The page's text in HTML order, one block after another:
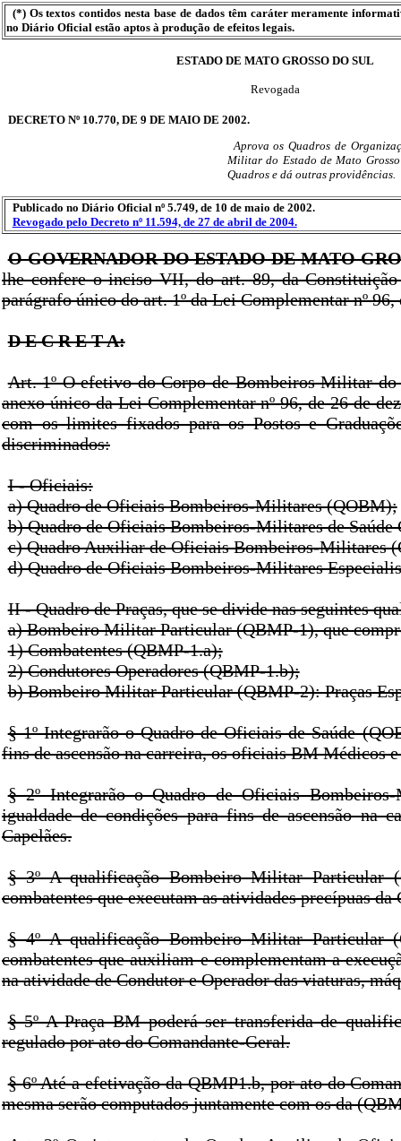
(*) Os textos contidos nesta base de dados têm caráter meramente
no Diário Oficial estão aptos à produção de efeitos legais.
ESTADO DE MATO GROSSO DO SUL
Revogada
DECRETO Nº 10.770, DE 9 DE MAIO DE 2002.
Aprova os Quadros de
Militar do Estado de Mato
Quadros e dá outras providências.
Publicado no Diário Oficial nº 5.749, de 10 de maio de 2002.
Revogado pelo Decreto nº 11.594, de 27 de abril de 2004.
O GOVERNADOR DO ESTADO DE MATO
lhe confere o inciso VII, do art. 89, da
parágrafo único do art. 1º da Lei Complementar nº
D E C R E T A:
Art. 1º O efetivo do Corpo de Bombeiros Militar
anexo único da Lei Complementar nº 96, de 26 de
com os limites fixados para os Postos e
discriminados:
I - Oficiais:
a) Quadro de Oficiais Bombeiros-Militares (QOBM);
b) Quadro de Oficiais Bombeiros-Militares de Saúde
c) Quadro Auxiliar de Oficiais Bombeiros-Militares
d) Quadro de Oficiais Bombeiros-Militares
II - Quadro de Praças, que se divide nas seguintes
a) Bombeiro Militar Particular (QBMP-1), que
1) Combatentes (QBMP-1.a);
2) Condutores Operadores (QBMP-1.b);
b) Bombeiro Militar Particular (QBMP-2): Praças
§ 1º Integrarão o Quadro de Oficiais de Saúde
fins de ascensão na carreira, os oficiais BM Médicos
§ 2º Integrarão o Quadro de Oficiais
igualdade de condições para fins de ascensão na
Capelães.
§ 3º A qualificação Bombeiro Militar Particular
combatentes que executam as atividades precípuas da
§ 4º A qualificação Bombeiro Militar Particular
combatentes que auxiliam e complementam a
na atividade de Condutor e Operador das viaturas,
§ 5º A Praça BM poderá ser transferida de
regulado por ato do Comandante-Geral.
§ 6º Até a efetivação da QBMP1.b, por ato do
mesma serão computados juntamente com os da